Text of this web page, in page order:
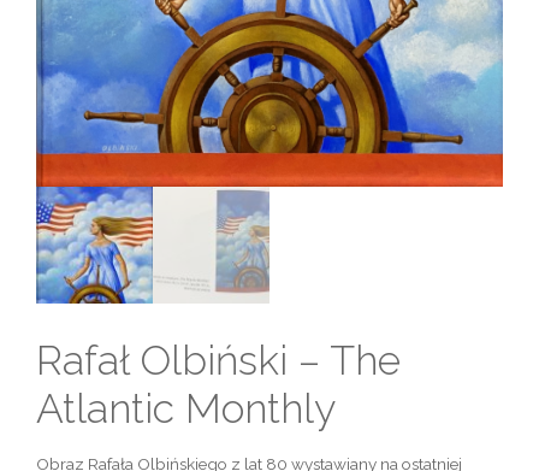
Rafał Olbiński – The
Atlantic Monthly
Obraz Rafała Olbińskiego z lat 80 wystawiany na ostatniej